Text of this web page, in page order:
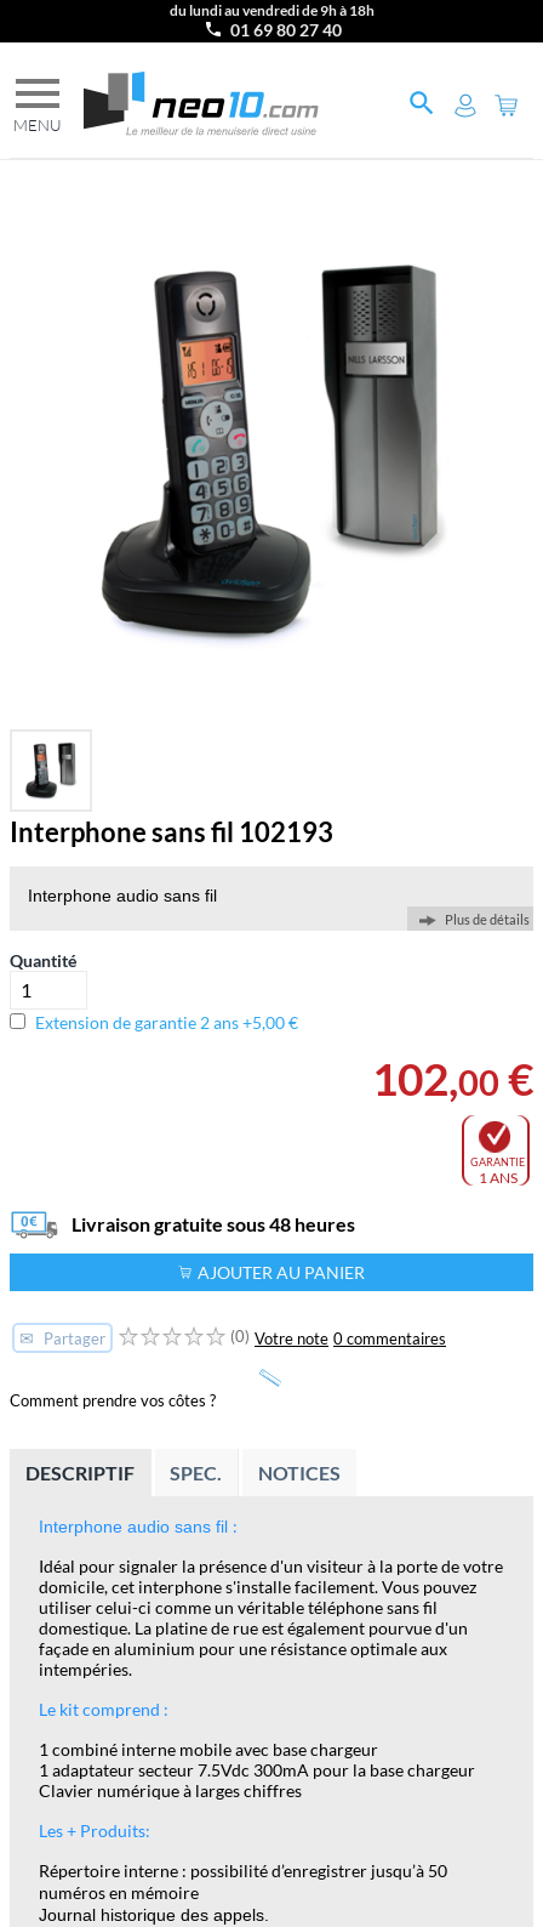
du lundi au vendredi de 9h à 18h
01 69 80 27 40
Interphone sans fil 102193
Interphone audio sans fil
Plus de détails
Quantité
Extension de garantie 2 ans +5,00 €
102,00 €
GARANTIE
1 ANS
Livraison gratuite sous 48 heures
AJOUTER AU PANIER
✉ Partager (0) Votre note 0 commentaires
Comment prendre vos côtes ?
DESCRIPTIF SPEC. NOTICES
Interphone audio sans fil :
Idéal pour signaler la présence d'un visiteur à la porte de votre
domicile, cet interphone s'installe facilement. Vous pouvez
utiliser celui-ci comme un véritable téléphone sans fil
domestique. La platine de rue est également pourvue d'un
façade en aluminium pour une résistance optimale aux
intempéries.
Le kit comprend :
1 combiné interne mobile avec base chargeur
1 adaptateur secteur 7.5Vdc 300mA pour la base chargeur
Clavier numérique à larges chiffres
Les + Produits:
Répertoire interne : possibilité d’enregistrer jusqu’à 50
numéros en mémoire
Journal historique des appels.